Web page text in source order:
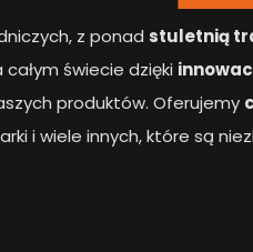
z ponad stuletnią
świecie dzięki
produktów. Oferujemy
i wiele innych, które są